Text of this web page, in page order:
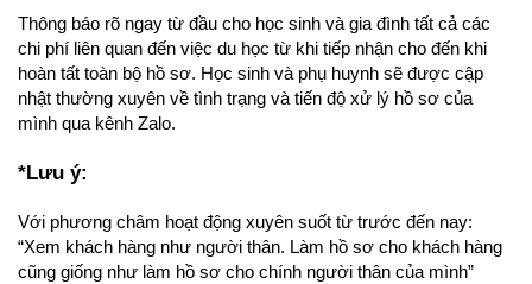
Thông báo rõ ngay từ đầu cho học sinh và gia đình tất cả các
chi phí liên quan đến việc du học từ khi tiếp nhận cho đến khi
hoàn tất toàn bộ hồ sơ. Học sinh và phụ huynh sẽ được cập
nhật thường xuyên về tình trạng và tiến độ xử lý hồ sơ của
mình qua kênh Zalo.
*Lưu ý:
Với phương châm hoạt động xuyên suốt từ trước đến nay:
“Xem khách hàng như người thân. Làm hồ sơ cho khách hàng
cũng giống như làm hồ sơ cho chính người thân của mình”